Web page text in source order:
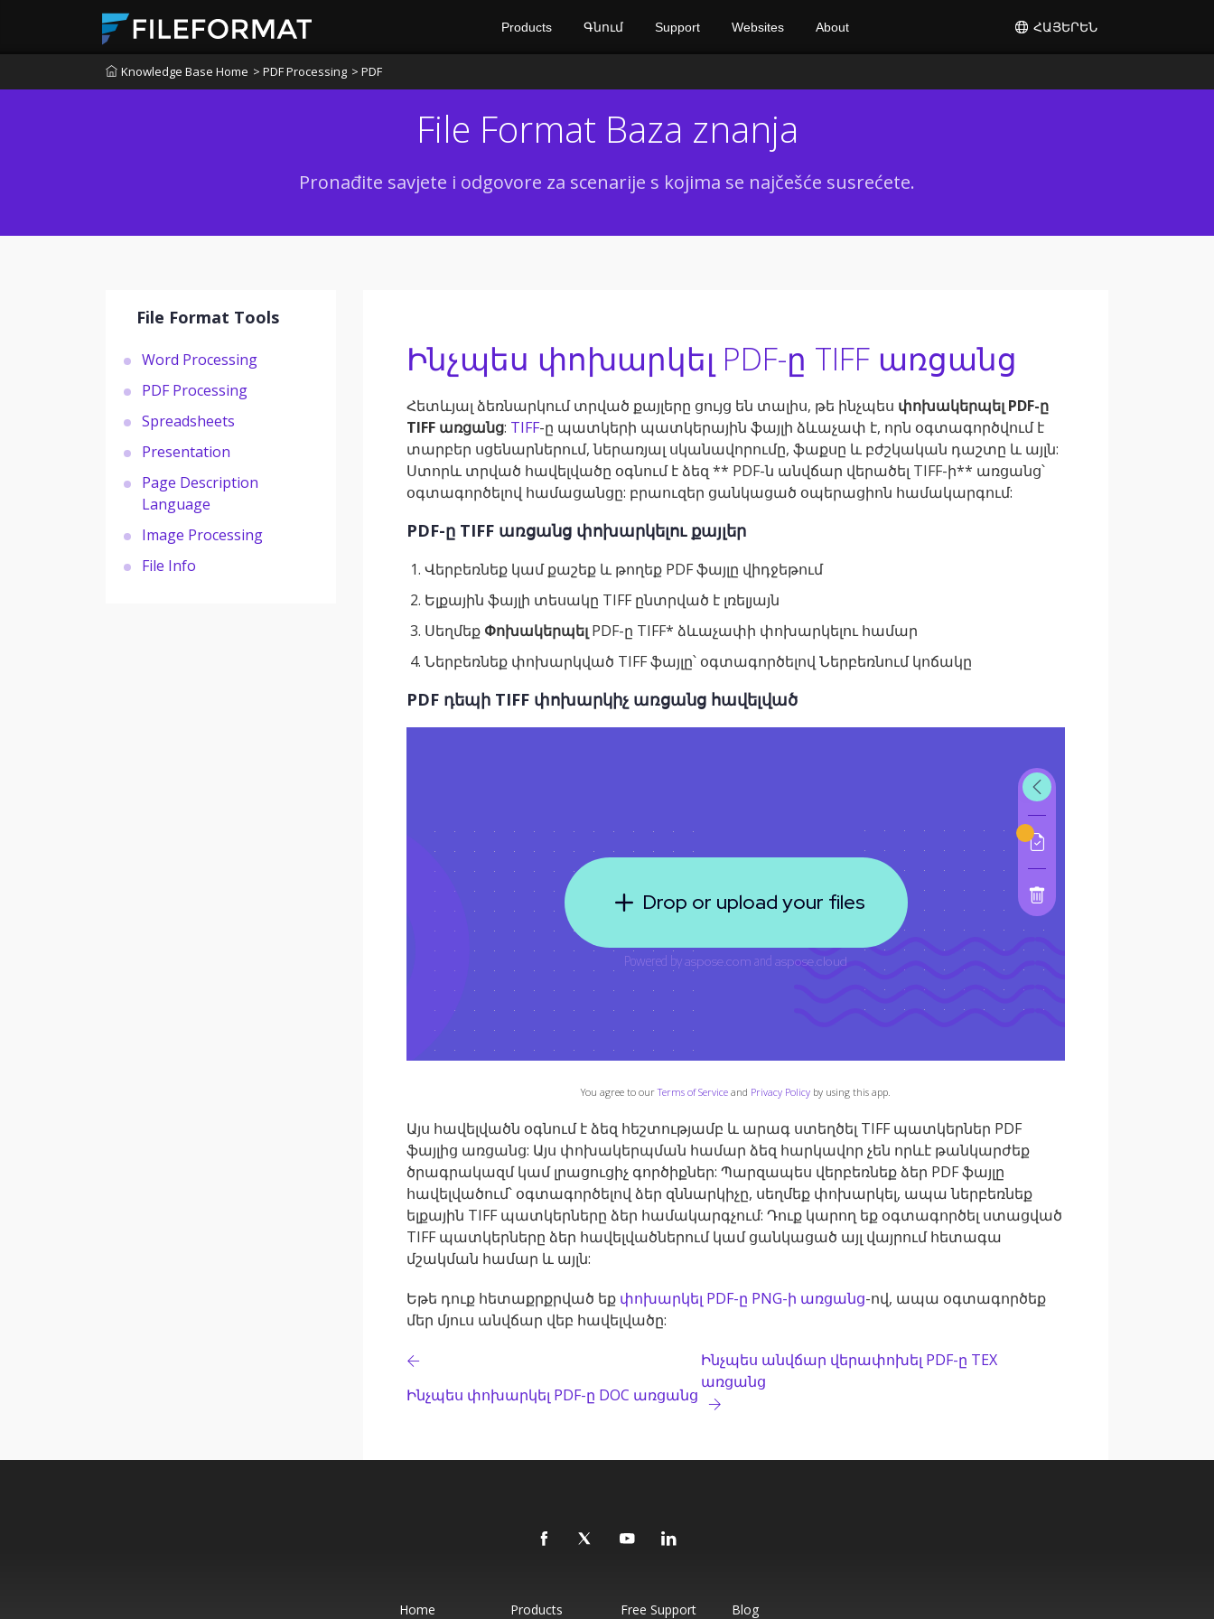
ՀԱՅԵՐԵՆ
Products Գնում Support Websites About
Knowledge Base Home > PDF Processing > PDF
File Format Baza znanja
Pronađite savjete i odgovore za scenarije s kojima se najčešće susrećete.
File Format Tools
Word Processing
PDF Processing
Spreadsheets
Presentation
Page Description
Language
Image Processing
File Info
Ինչպես փոխարկել PDF-ը TIFF առցանց
Հետևյալ ձեռնարկում տրված քայլերը ցույց են տալիս, թե ինչպես փոխակերպել PDF-ը
TIFF առցանց: TIFF-ը պատկերի պատկերային ֆայլի ձևաչափ է, որն օգտագործվում է
տարբեր սցենարներում, ներառյալ սկանավորումը, ֆաքսը և բժշկական դաշտը և այլն:
Ստորև տրված հավելվածը օգնում է ձեզ ** PDF-ն անվճար վերածել TIFF-ի** առցանց՝
օգտագործելով համացանցը: բրաուզեր ցանկացած օպերացիոն համակարգում:
PDF-ը TIFF առցանց փոխարկելու քայլեր
Վերբեռնեք կամ քաշեք և թողեք PDF ֆայլը վիդջեթում
Ելքային ֆայլի տեսակը TIFF ընտրված է լռելյայն
Սեղմեք Փոխակերպել PDF-ը TIFF* ձևաչափի փոխարկելու համար
Ներբեռնեք փոխարկված TIFF ֆայլը՝ օգտագործելով Ներբեռնում կոճակը
PDF դեպի TIFF փոխարկիչ առցանց հավելված
You agree to ourTerms of Service and Privacy Policy by using this app.
Այս հավելվածն օգնում է ձեզ հեշտությամբ և արագ ստեղծել TIFF պատկերներ PDF
ֆայլից առցանց: Այս փոխակերպման համար ձեզ հարկավոր չեն որևէ թանկարժեք
ծրագրակազմ կամ լրացուցիչ գործիքներ: Պարզապես վերբեռնեք ձեր PDF ֆայլը
հավելվածում՝ օգտագործելով ձեր զննարկիչը, սեղմեք փոխարկել, ապա ներբեռնեք
ելքային TIFF պատկերները ձեր համակարգչում: Դուք կարող եք օգտագործել ստացված
TIFF պատկերները ձեր հավելվածներում կամ ցանկացած այլ վայրում հետագա
մշակման համար և այլն:
Եթե դուք հետաքրքրված եք փոխարկել PDF-ը PNG-ի առցանց-ով, ապա օգտագործեք
մեր մյուս անվճար վեբ հավելվածը:
Ինչպես փոխարկել PDF-ը DOC առցանց
Ինչպես անվճար վերափոխել PDF-ը TEX
առցանց
Home Products Free Support Blog